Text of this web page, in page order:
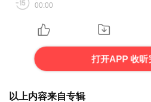
00:00
打开APP 收听
以上内容来自专辑